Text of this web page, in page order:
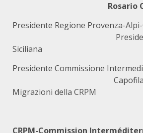
Rosario
Presidente Regione Provenza-
Presidente
Siciliana
Presidente Commissione
Capofila Task
Migrazioni della CRPM
CRPM-Commission